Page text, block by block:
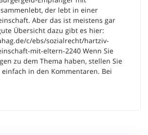
der lebt in einer
Aber das ist meistens gar
Übersicht dazu gibt es hier:
c/ebs/sozialrecht/hartziv-
mit-eltern-2240 Wenn Sie
zu dem Thema haben, stellen Sie
in den Kommentaren. Bei